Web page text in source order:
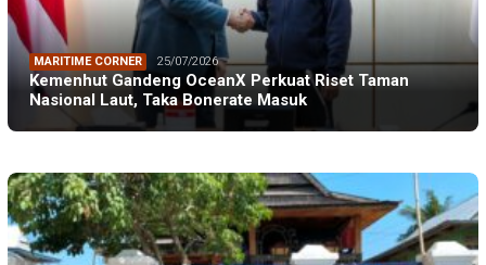
MARITIME CORNER 25/07/2026
Kemenhut Gandeng OceanX Perkuat Riset Taman
Nasional Laut, Taka Bonerate Masuk